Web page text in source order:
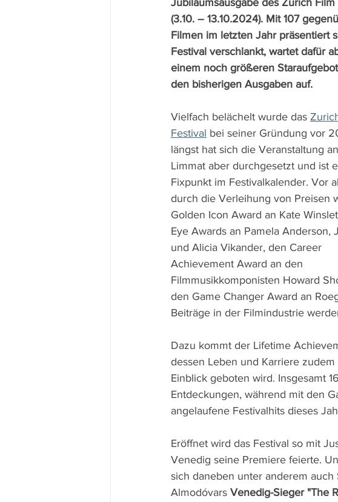
Jubiläumsausgabe des Zurich Film
(3.10. – 13.10.2024). Mit 107
Filmen im letzten Jahr präsentiert
Festival verschlankt, wartet dafür
einem noch größeren
den bisherigen Ausgaben auf.
Vielfach belächelt wurde das
Festival bei seiner Gründung vor
längst hat sich die Veranstaltung
Limmat aber durchgesetzt und ist
Fixpunkt im Festivalkalender. Vor
durch die Verleihung von Preisen
Golden Icon Award an Kate
Eye Awards an Pamela Anderson,
und Alicia Vikander, den Career
Achievement Award an den
Filmmusikkomponisten Howard
den Game Changer Award an
Beiträge in der Filmindustrie
Dazu kommt der Lifetime
dessen Leben und Karriere
Einblick geboten wird. Insgesamt
Entdeckungen, während mit den
angelaufene Festivalhits dieses
Eröffnet wird das Festival so mit
Venedig seine Premiere feierte.
sich daneben unter anderem auch
Almodóvars Venedig-Sieger "The